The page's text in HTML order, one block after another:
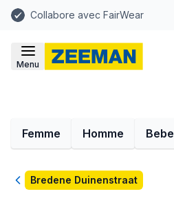
Collabore avec FairWear
Menu
Femme Homme Bebe
RetourBredene Duinenstraat